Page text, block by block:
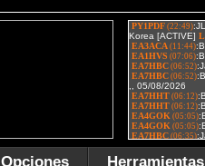
Opciones Herramientas